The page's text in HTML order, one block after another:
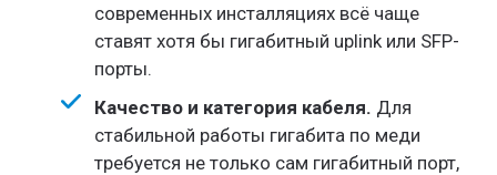
современных инсталляциях всё чаще
ставят хотя бы гигабитный uplink или SFP-
порты.
Качество и категория кабеля. Для
стабильной работы гигабита по меди
требуется не только сам гигабитный порт,